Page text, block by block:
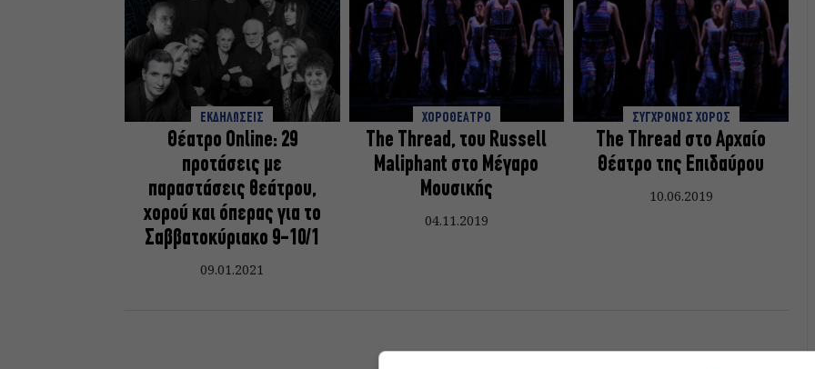
ΕΚΔΗΛΩΣΕΙΣ
Θέατρο Online: 29
προτάσεις με
παραστάσεις θεάτρου,
χορού και όπερας για το
Σαββατοκύριακο 9-10/1
09.01.2021
ΧΟΡΟΘΕΑΤΡΟ
The Thread, του Russell
Maliphant στο Μέγαρο
Μουσικής
04.11.2019
ΣΥΓΧΡΟΝΟΣ ΧΟΡΟΣ
The Thread στο Αρχαίο
Θέατρο της Επιδαύρου
10.06.2019